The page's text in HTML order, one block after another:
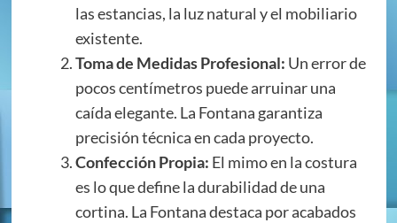
las estancias, la luz natural y el mobiliario
existente.
Toma de Medidas Profesional: Un error de
pocos centímetros puede arruinar una
caída elegante. La Fontana garantiza
precisión técnica en cada proyecto.
Confección Propia: El mimo en la costura
es lo que define la durabilidad de una
cortina. La Fontana destaca por acabados